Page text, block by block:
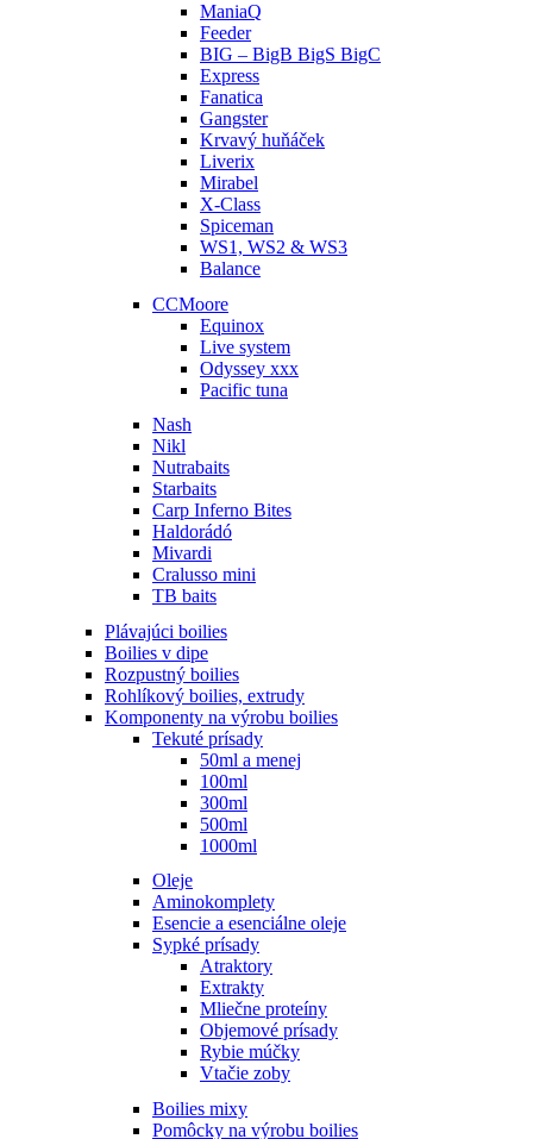
ManiaQ
Feeder
BIG – BigB BigS BigC
Express
Fanatica
Gangster
Krvavý huňáček
Liverix
Mirabel
X-Class
Spiceman
WS1, WS2 & WS3
Balance
CCMoore
Equinox
Live system
Odyssey xxx
Pacific tuna
Nash
Nikl
Nutrabaits
Starbaits
Carp Inferno Bites
Haldorádó
Mivardi
Cralusso mini
TB baits
Plávajúci boilies
Boilies v dipe
Rozpustný boilies
Rohlíkový boilies, extrudy
Komponenty na výrobu boilies
Tekuté prísady
50ml a menej
100ml
300ml
500ml
1000ml
Oleje
Aminokomplety
Esencie a esenciálne oleje
Sypké prísady
Atraktory
Extrakty
Mliečne proteíny
Objemové prísady
Rybie múčky
Vtačie zoby
Boilies mixy
Pomôcky na výrobu boilies